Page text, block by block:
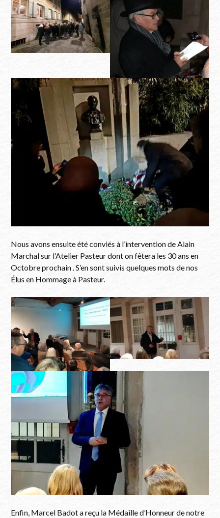
Nous avons ensuite été conviés à l’intervention de Alain
Marchal sur l’Atelier Pasteur dont on fêtera les 30 ans en
Octobre prochain . S’en sont suivis quelques mots de nos
Élus en Hommage à Pasteur.
Enfin, Marcel Badot a reçu la Médaille d’Honneur de notre